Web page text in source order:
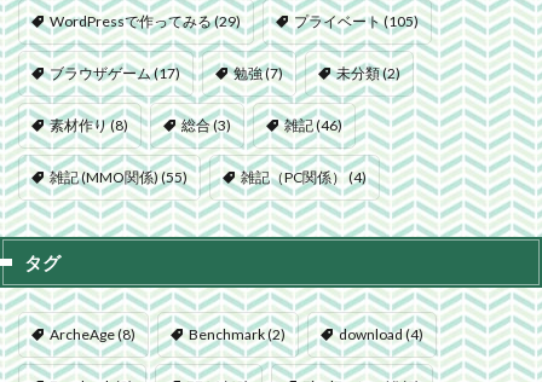
WordPressで作ってみる(29) プライベート(105)
ブラウザゲーム(17) 勉強(7) 未分類(2)
素材作り(8) 総合(3) 雑記(46)
雑記 (MMO関係)(55) 雑記（PC関係）(4)
タグ
ArcheAge(8) Benchmark(2) download(4)